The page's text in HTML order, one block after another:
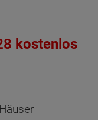
kostenlos